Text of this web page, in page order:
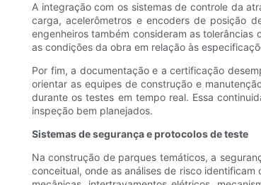
A integração com os sistemas de controle da
carga, acelerômetros e encoders de posição
engenheiros também consideram as
as condições da obra em relação às
Por fim, a documentação e a certificação
orientar as equipes de construção e
durante os testes em tempo real. Essa
inspeção bem planejados.
Sistemas de segurança e protocolos de teste
Na construção de parques temáticos, a
conceitual, onde as análises de risco